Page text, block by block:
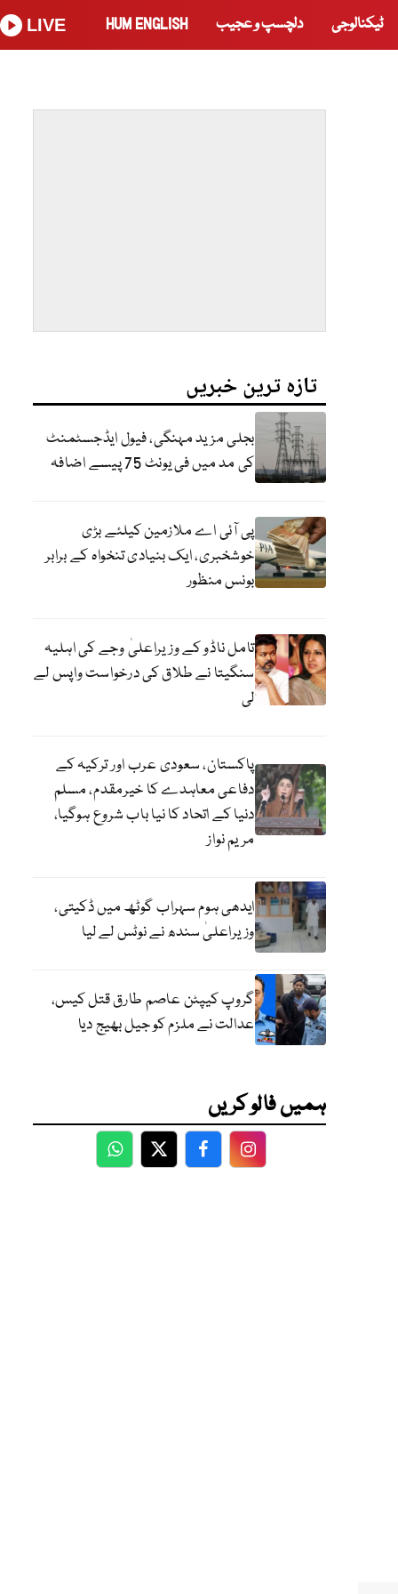
ٹیکنالوجی دلچسپ و عجیب HUM ENGLISH
LIVE
تازہ ترین خبریں
بجلی مزید مہنگی، فیول ایڈجسٹمنٹ
کی مد میں فی یونٹ 75 پیسے اضافہ
پی آئی اے ملازمین کیلئے بڑی
خوشخبری، ایک بنیادی تنخواہ کے برابر
بونس منظور
تامل ناڈو کے وزیراعلیٰ وجے کی اہلیہ
سنگیتا نے طلاق کی درخواست واپس لے
لی
پاکستان، سعودی عرب اور ترکیہ کے
دفاعی معاہدے کا خیرمقدم، مسلم
دنیا کے اتحاد کا نیا باب شروع ہوگیا،
مریم نواز
ایدھی ہوم سہراب گوٹھ میں ڈکیتی،
وزیراعلیٰ سندھ نے نوٹس لے لیا
گروپ کیپٹن عاصم طارق قتل کیس،
عدالت نے ملزم کو جیل بھیج دیا
ہمیں فالو کریں
WhatsApp
TwitterFacebookFacebook